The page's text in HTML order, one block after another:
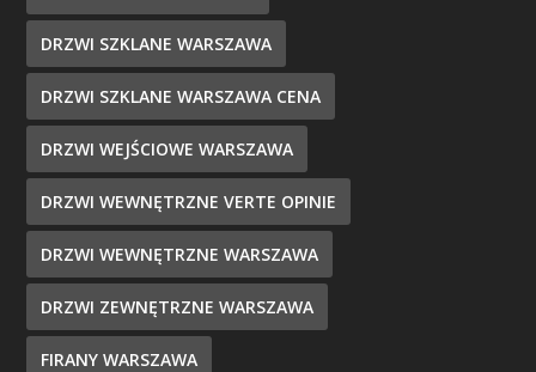
DRZWI SZKLANE WARSZAWA
DRZWI SZKLANE WARSZAWA CENA
DRZWI WEJŚCIOWE WARSZAWA
DRZWI WEWNĘTRZNE VERTE OPINIE
DRZWI WEWNĘTRZNE WARSZAWA
DRZWI ZEWNĘTRZNE WARSZAWA
FIRANY WARSZAWA